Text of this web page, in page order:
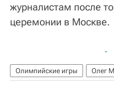
журналистам после
церемонии в Москве.
Олимпийские игры Олег